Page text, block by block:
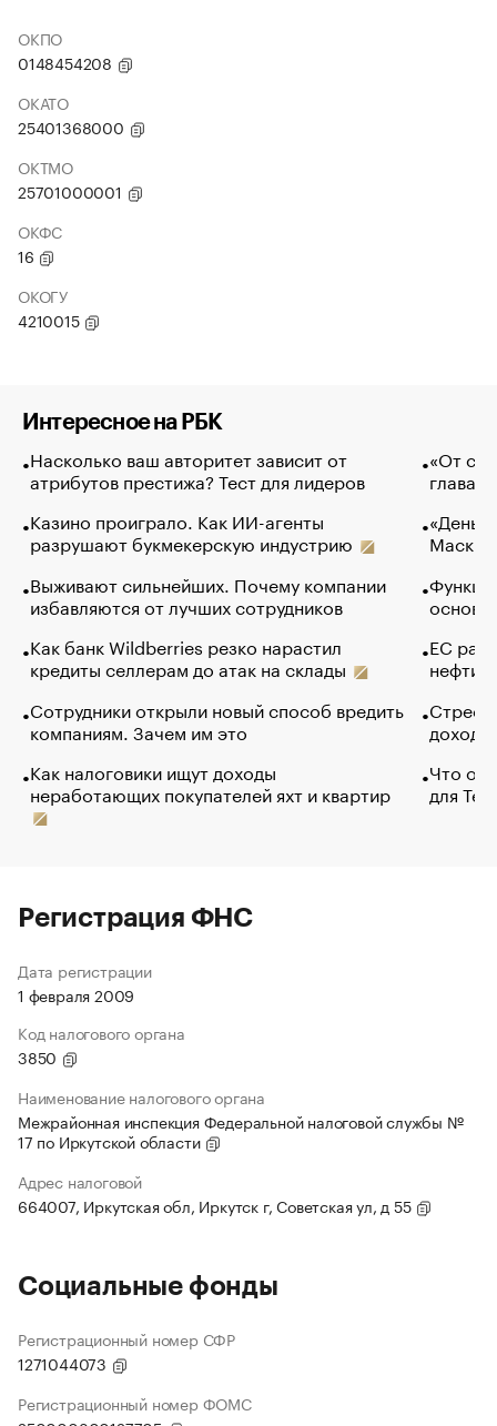
ОКПО
0148454208
ОКАТО
25401368000
ОКТМО
25701000001
ОКФС
16
ОКОГУ
4210015
Интересное на РБК
Насколько ваш авторитет зависит от
атрибутов престижа? Тест для лидеров
Казино проиграло. Как ИИ-агенты
разрушают букмекерскую индустрию
Выживают сильнейших. Почему компании
избавляются от лучших сотрудников
Как банк Wildberries резко нарастил
кредиты селлерам до атак на склады
Сотрудники открыли новый способ вредить
компаниям. Зачем им это
Как налоговики ищут доходы
неработающих покупателей яхт и квартир
«От
глава
Маск в
основ
ЕС
нефти
Что
для
Регистрация ФНС
Дата регистрации
1 февраля 2009
Код налогового органа
3850
Наименование налогового органа
Межрайонная инспекция Федеральной налоговой службы №
17 по Иркутской области
Адрес налоговой
664007, Иркутская обл, Иркутск г, Советская ул, д 55
Социальные фонды
Регистрационный номер СФР
1271044073
Регистрационный номер ФОМС